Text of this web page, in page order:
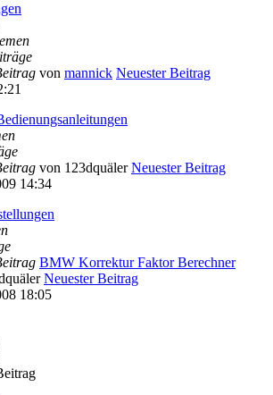
von mannick Neuester Beitrag
von 123dquäler Neuester Beitrag
14:34
BMW Korrektur Faktor Berechner
Neuester Beitrag
18:05